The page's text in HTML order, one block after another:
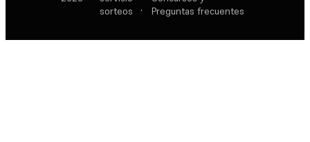
sorteos
· Preguntas frecuentes